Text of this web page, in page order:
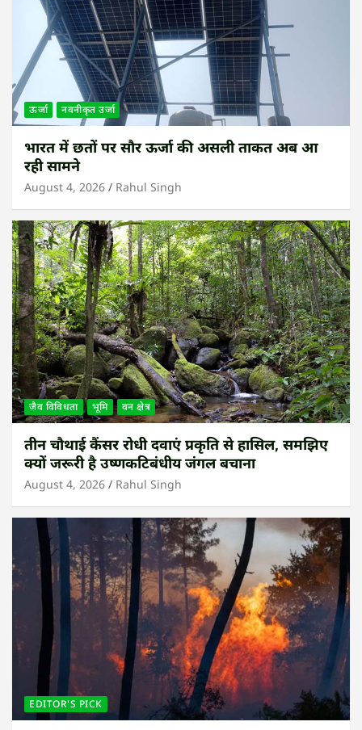
ऊर्जा नवनीकृत उर्जा
भारत में छतों पर सौर ऊर्जा की असली ताकत अब आ
रही सामने
August 4, 2026 Rahul Singh
जैव विविधता भूमि वन क्षेत्र
तीन चौथाई कैंसर रोधी दवाएं प्रकृति से हासिल, समझिए
क्यों जरूरी है उष्णकटिबंधीय जंगल बचाना
August 4, 2026 Rahul Singh
EDITOR'S PICK